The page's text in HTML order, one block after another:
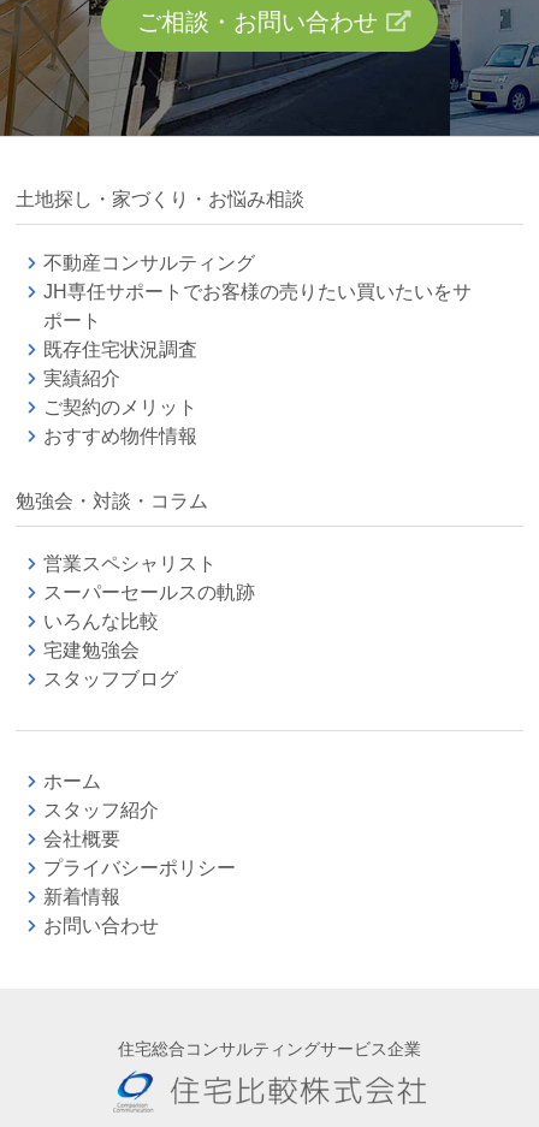
ご相談・お問い合わせ
土地探し・家づくり・お悩み相談
不動産コンサルティング
JH専任サポートでお客様の売りたい買いたいをサ
ポート
既存住宅状況調査
実績紹介
ご契約のメリット
おすすめ物件情報
勉強会・対談・コラム
営業スペシャリスト
スーパーセールスの軌跡
いろんな比較
宅建勉強会
スタッフブログ
ホーム
スタッフ紹介
会社概要
プライバシーポリシー
新着情報
お問い合わせ
住宅総合コンサルティングサービス企業